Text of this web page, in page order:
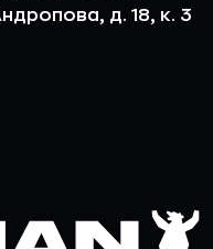
д. 18, к. 3